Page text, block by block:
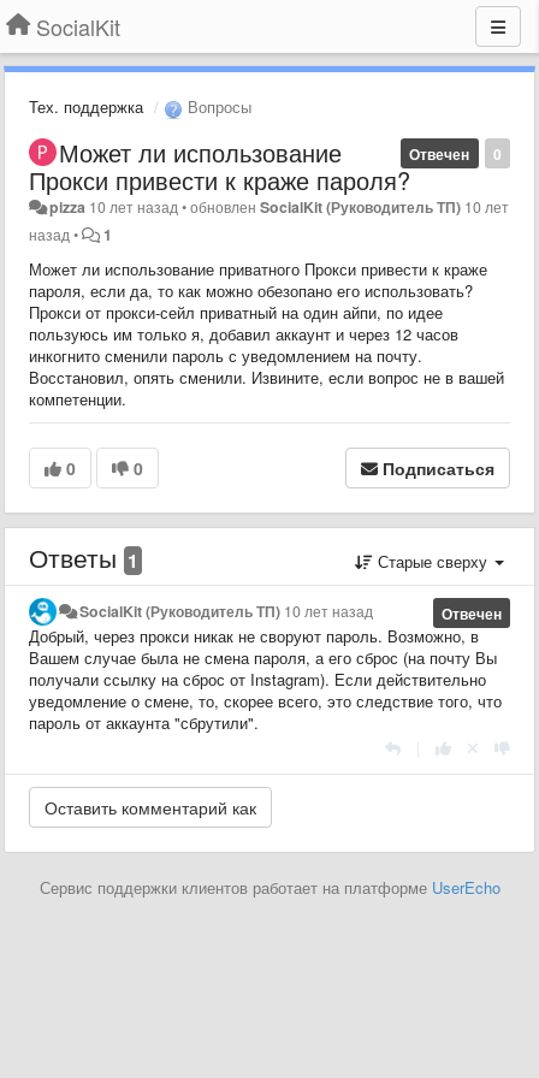
SocialKit
Тех. поддержка Вопросы
0
Отвечен
Может ли использование
Прокси привести к краже пароля?
pizza 10 лет назад •обновленSocialKit (Руководитель ТП) 10 лет
назад • 1
Может ли использование приватного Прокси привести к краже
пароля, если да, то как можно обезопано его использовать?
Прокси от прокси-сейл приватный на один айпи, по идее
пользуюсь им только я, добавил аккаунт и через 12 часов
инкогнито сменили пароль с уведомлением на почту.
Восстановил, опять сменили. Извините, если вопрос не в вашей
компетенции.
0 0 Подписаться
Ответы 1 Старые сверху
Отвечен
SocialKit (Руководитель ТП) 10 лет назад
Добрый, через прокси никак не своруют пароль. Возможно, в
Вашем случае была не смена пароля, а его сброс (на почту Вы
получали ссылку на сброс от Instagram). Если действительно
уведомление о смене, то, скорее всего, это следствие того, что
пароль от аккаунта "сбрутили".
Сервис поддержки клиентов работает на платформе UserEcho